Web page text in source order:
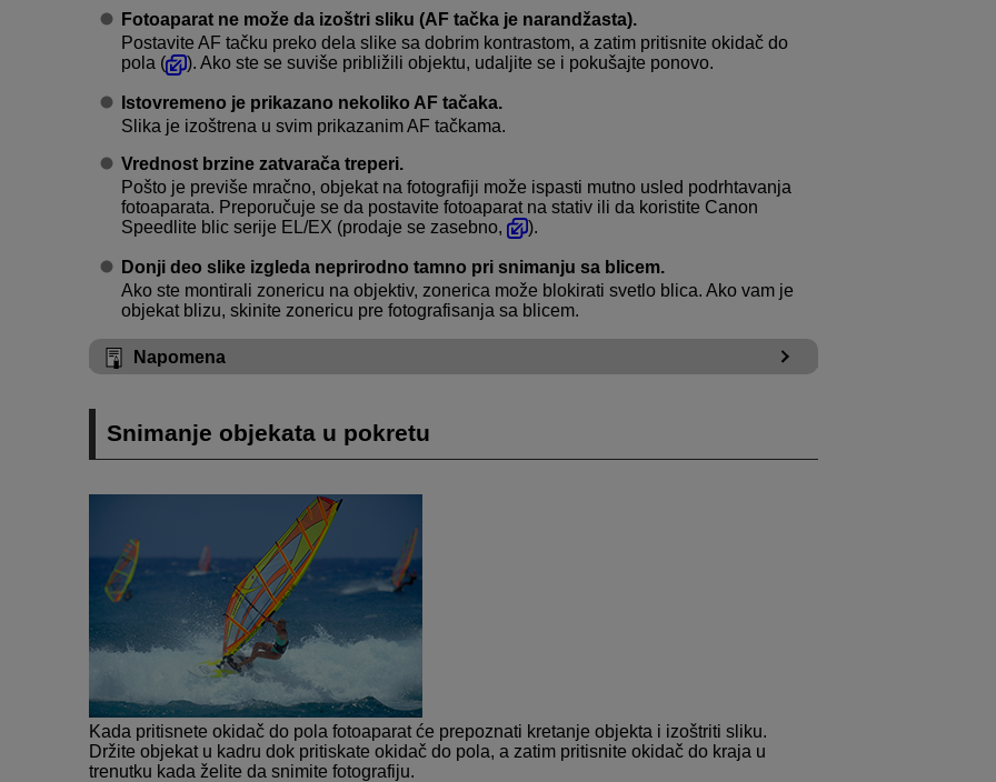
Fotoaparat ne može da izoštri sliku (AF tačka je narandžasta).
Postavite AF tačku preko dela slike sa dobrim kontrastom, a zatim pritisnite okidač do
pola (
). Ako ste se suviše približili objektu, udaljite se i pokušajte ponovo.
Istovremeno je prikazano nekoliko AF tačaka.
Slika je izoštrena u svim prikazanim AF tačkama.
Vrednost brzine zatvarača treperi.
Pošto je previše mračno, objekat na fotografiji može ispasti mutno usled podrhtavanja
fotoaparata. Preporučuje se da postavite fotoaparat na stativ ili da koristite Canon
Speedlite blic serije EL/EX (prodaje se zasebno,
).
Donji deo slike izgleda neprirodno tamno pri snimanju sa blicem.
Ako ste montirali zonericu na objektiv, zonerica može blokirati svetlo blica. Ako vam je
objekat blizu, skinite zonericu pre fotografisanja sa blicem.
Napomena
Snimanje objekata u pokretu
Kada pritisnete okidač do pola fotoaparat će prepoznati kretanje objekta i izoštriti sliku.
Držite objekat u kadru dok pritiskate okidač do pola, a zatim pritisnite okidač do kraja u
trenutku kada želite da snimite fotografiju.